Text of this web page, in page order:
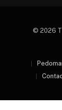
© 2026